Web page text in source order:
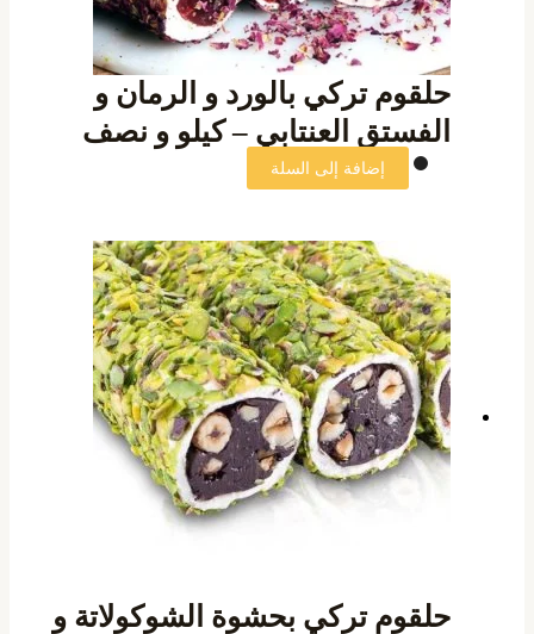
حلقوم تركي بالورد و الرمان و
الفستق العنتابي – كيلو و نصف
إضافة إلى السلة
حلقوم تركي بحشوة الشوكولاتة و